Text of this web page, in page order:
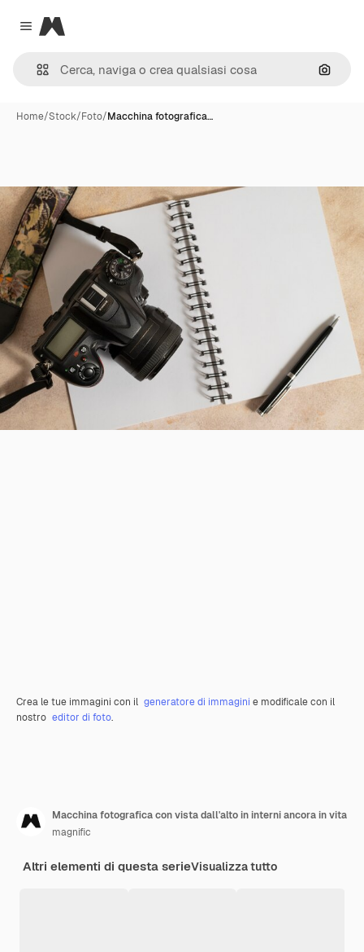
Close menu
Magnific
Cerca
Home/Stock/Foto/Macchina fotografica…
Crea le tue immagini con il generatore di immagini e modificale con il
nostro editor di foto.
Macchina fotografica con vista dall'alto in interni ancora in vita
magnific
Altri elementi di questa serieVisualizza tutto